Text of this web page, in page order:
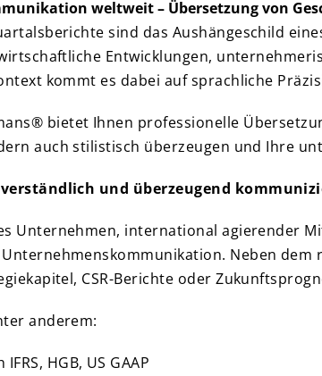
weltweit – Übersetzung von
sind das Aushängeschild
Entwicklungen,
kommt es dabei auf sprachliche
bietet Ihnen professionelle
auch stilistisch überzeugen und Ihre
und überzeugend
Unternehmen, international agierender
Neben
CSR-Berichte oder
anderem:
HGB, US GAAP